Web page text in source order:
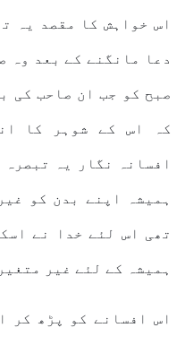
اس خواہش کا مقصد یہ
دعا مانگنے کے بعد وہ
صبح کو جب ان صاحب کی
کہ اس کے شوہر کا
افسانہ نگار یہ
ہمیشہ اپنے بدن کو
تھی اس لئے خدا نے
ہمیشہ کے لئے غیر
اس افسانے کو پڑھ کر